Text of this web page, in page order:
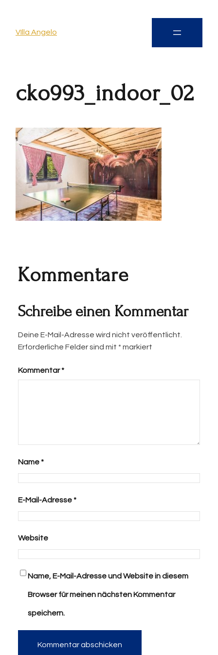
VIlla Angelo
cko993_indoor_02
Kommentare
Schreibe einen Kommentar
Deine E-Mail-Adresse wird nicht veröffentlicht.
Erforderliche Felder sind mit * markiert
Kommentar*
Name*
E-Mail-Adresse*
Website
Name, E-Mail-Adresse und Website in diesem
Browser für meinen nächsten Kommentar
speichern.